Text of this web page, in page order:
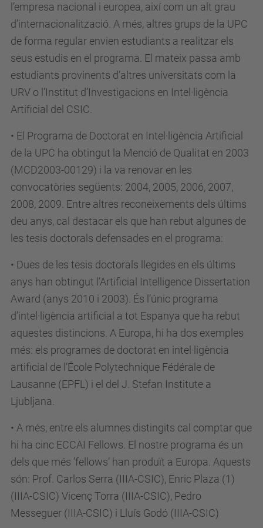
l’empresa nacional i europea, així com un alt grau
d’internacionalització. A més, altres grups de la UPC
de forma regular envien estudiants a realitzar els
seus estudis en el programa. El mateix passa amb
estudiants provinents d’altres universitats com la
URV o l’Institut d’Investigacions en Intel·ligència
Artificial del CSIC.
• El Programa de Doctorat en Intel·ligència Artificial
de la UPC ha obtingut la Menció de Qualitat en 2003
(MCD2003-00129) i la va renovar en les
convocatòries següents: 2004, 2005, 2006, 2007,
2008, 2009. Entre altres reconeixements dels últims
deu anys, cal destacar els que han rebut algunes de
les tesis doctorals defensades en el programa:
• Dues de les tesis doctorals llegides en els últims
anys han obtingut l’Artificial Intelligence Dissertation
Award (anys 2010 i 2003). És l’únic programa
d’intel·ligència artificial a tot Espanya que ha rebut
aquestes distincions. A Europa, hi ha dos exemples
més: els programes de doctorat en intel·ligència
artificial de l’École Polytechnique Fédérale de
Lausanne (EPFL) i el del J. Stefan Institute a
Ljubljana.
• A més, entre els alumnes distingits cal comptar que
hi ha cinc ECCAI Fellows. El nostre programa és un
dels que més ’fellows’ han produït a Europa. Aquests
són: Prof. Carlos Serra (IIIA-CSIC), Enric Plaza (1)
(IIIA-CSIC) Vicenç Torra (IIIA-CSIC), Pedro
Messeguer (IIIA-CSIC) i Lluís Godó (IIIA-CSIC)